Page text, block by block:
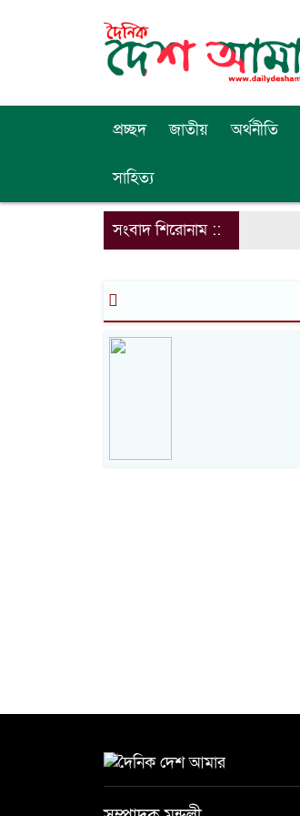
প্রচ্ছদ জাতীয় অর্থনীতি
সাহিত্য
সংবাদ শিরোনাম ::